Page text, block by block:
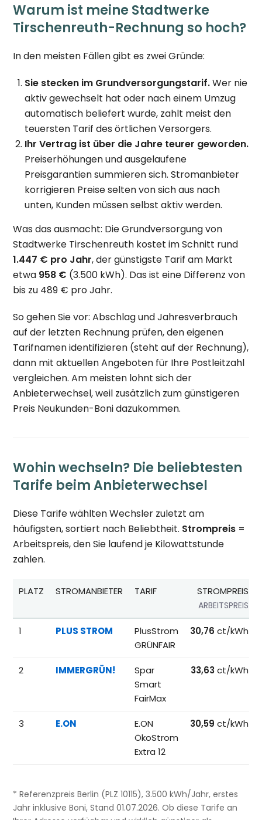
Warum ist meine Stadtwerke
Tirschenreuth-Rechnung so hoch?
In den meisten Fällen gibt es zwei Gründe:
Sie stecken im Grundversorgungstarif.Wer nie
aktiv gewechselt hat oder nach einem Umzug
automatisch beliefert wurde, zahlt meist den
teuersten Tarif des örtlichen Versorgers.
Ihr Vertrag ist über die Jahre teurer geworden.
Preiserhöhungen und ausgelaufene
Preisgarantien summieren sich. Stromanbieter
korrigieren Preise selten von sich aus nach
unten, Kunden müssen selbst aktiv werden.
Was das ausmacht: Die Grundversorgung von
Stadtwerke Tirschenreuth kostet im Schnitt rund
1.447 € pro Jahr, der günstigste Tarif am Markt
etwa 958 € (3.500 kWh). Das ist eine Differenz von
bis zu 489 € pro Jahr.
So gehen Sie vor: Abschlag und Jahresverbrauch
auf der letzten Rechnung prüfen, den eigenen
Tarifnamen identifizieren (steht auf der Rechnung),
dann mit aktuellen Angeboten für Ihre Postleitzahl
vergleichen. Am meisten lohnt sich der
Anbieterwechsel, weil zusätzlich zum günstigeren
Preis Neukunden-Boni dazukommen.
Wohin wechseln? Die beliebtesten
Tarife beim Anbieterwechsel
Diese Tarife wählten Wechsler zuletzt am
häufigsten, sortiert nach Beliebtheit. Strompreis =
Arbeitspreis, den Sie laufend je Kilowattstunde
zahlen.
Beliebteste Tarife beim Anbieterwechsel;
PLATZ STROMANBIETER TARIF STROMPREIS
ARBEITSPREIS
1 PLUS STROM
PlusStrom
GRÜNFAIR
30,76 ct/kWh
2 IMMERGRÜN!
Spar
Smart
FairMax
33,63 ct/kWh
3 E.ON
E.ON
ÖkoStrom
Extra 12
30,59 ct/kWh
* Referenzpreis Berlin (PLZ 10115), 3.500 kWh/Jahr, erstes
Jahr inklusive Boni, Stand 01.07.2026. Ob diese Tarife an